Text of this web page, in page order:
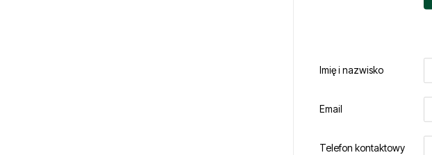
Imię i nazwisko
Email
Telefon kontaktowy